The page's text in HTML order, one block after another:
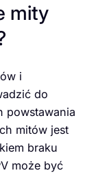
mity
i
do
powstawania
mitów jest
braku
może być